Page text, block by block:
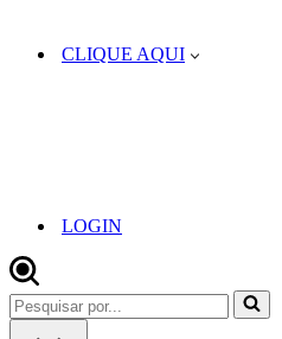
CLIQUE AQUI
LOGIN
Pesquisar
por...